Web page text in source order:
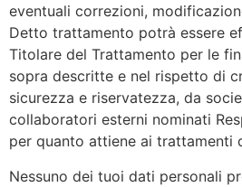
eventuali correzioni,
Detto trattamento potrà essere
Titolare del Trattamento per le
sopra descritte e nel rispetto di
sicurezza e riservatezza, da
collaboratori esterni nominati
per quanto attiene ai trattamenti
Nessuno dei tuoi dati personali